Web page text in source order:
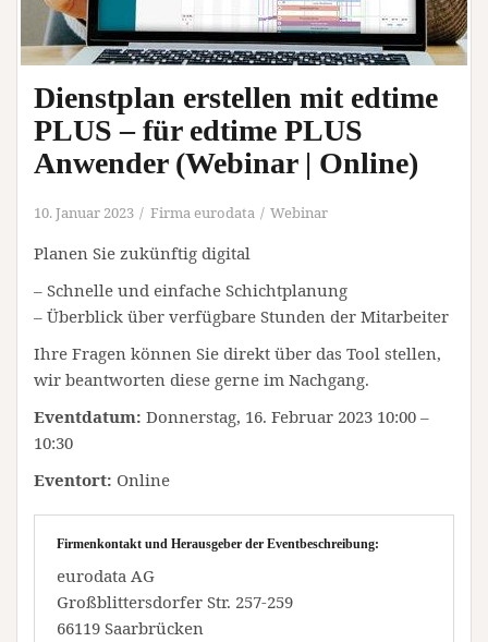
Dienstplan erstellen mit edtime
PLUS – für edtime PLUS
Anwender (Webinar | Online)
10. Januar 2023 Firma eurodata Webinar
Planen Sie zukünftig digital
– Schnelle und einfache Schichtplanung
– Überblick über verfügbare Stunden der Mitarbeiter
Ihre Fragen können Sie direkt über das Tool stellen,
wir beantworten diese gerne im Nachgang.
Eventdatum: Donnerstag, 16. Februar 2023 10:00 –
10:30
Eventort: Online
Firmenkontakt und Herausgeber der Eventbeschreibung:
eurodata AG
Großblittersdorfer Str. 257-259
66119 Saarbrücken